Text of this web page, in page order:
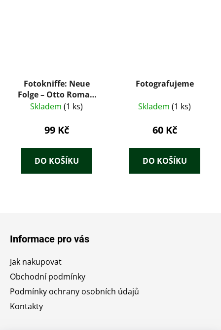
Fotokniffe: Neue
Folge – Otto Roman
Croy (1943)
Skladem (1 ks)
99 Kč
DO KOŠÍKU
Fotografujeme
Skladem (1 ks)
60 Kč
DO KOŠÍKU
Informace pro vás
Jak nakupovat
Obchodní podmínky
Podmínky ochrany osobních údajů
Kontakty